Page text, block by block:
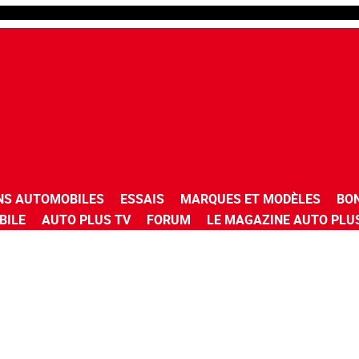
AUTOMOBILES ESSAIS MARQUES ET MODÈLES
AUTO PLUS TV FORUM LE MAGAZINE AUTO